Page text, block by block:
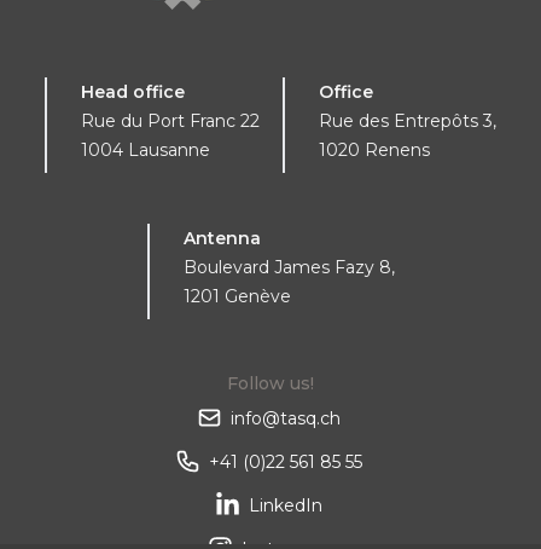
Head office
Rue du Port Franc 22
1004 Lausanne
Office
Rue des Entrepôts 3,
1020 Renens
Antenna
Boulevard James Fazy 8,
1201 Genève
Follow us!
info@tasq.ch
+41 (0)22 561 85 55
LinkedIn